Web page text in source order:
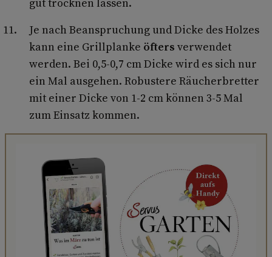
Je nach Beanspruchung und Dicke des Holzes
kann eine Grillplanke öfters verwendet
werden. Bei 0,5-0,7 cm Dicke wird es sich nur
ein Mal ausgehen. Robustere Räucherbretter
mit einer Dicke von 1-2 cm können 3-5 Mal
zum Einsatz kommen.